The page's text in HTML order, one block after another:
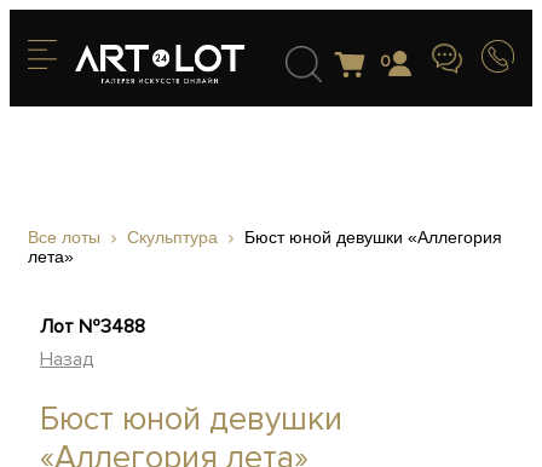
0
Все лоты Скульптура
Бюст юной девушки «Аллегория
лета»
Лот №3488
Назад
Бюст юной девушки
«Аллегория лета»